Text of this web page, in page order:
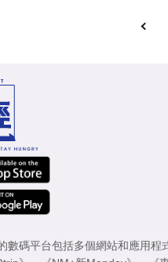
數碼平台包括多個網站和應用程